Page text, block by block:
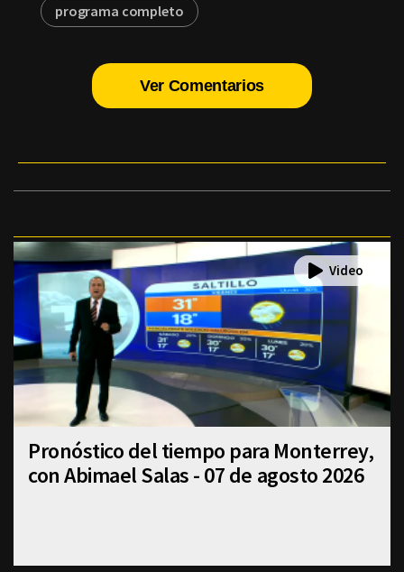
programa completo
Ver Comentarios
Pronóstico del tiempo para Monterrey,
con Abimael Salas - 07 de agosto 2026